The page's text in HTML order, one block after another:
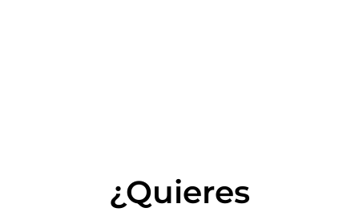
¿Quieres